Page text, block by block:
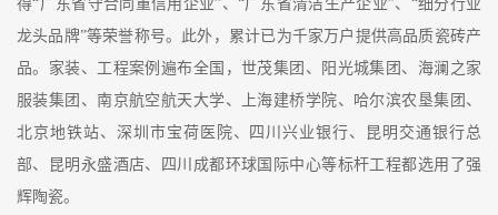
得“广东省守合同重信用企业”、“广东省清洁生产企业”、“细分行业
龙头品牌”等荣誉称号。此外， 累计已为千家万户提供高品质瓷砖产
品。家装、工程案例遍布全国，世茂集团、阳光城集团、海澜之家
服装集团、南京航空航天大学、上海建桥学院、哈尔滨农垦集团、
北京地铁站、深圳市宝荷医院、四川兴业银行、昆明交通银行总
部、昆明永盛酒店、四川成都环球国际中心等标杆工程都选用了强
辉陶瓷。